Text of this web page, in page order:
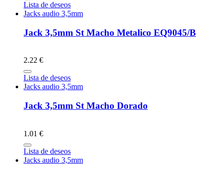
Lista de deseos
Jacks audio 3,5mm
Jack 3,5mm St Macho Metalico EQ9045/B
2.22 €
Lista de deseos
Jacks audio 3,5mm
Jack 3,5mm St Macho Dorado
1.01 €
Lista de deseos
Jacks audio 3,5mm